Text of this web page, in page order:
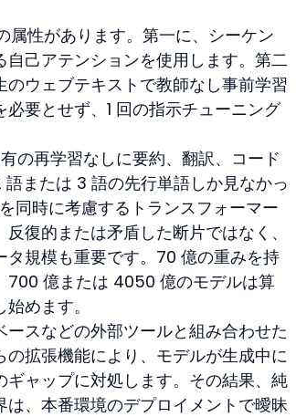
性があります。第一に、シーケン
己アテンションを使用します。第二
ウェブテキストで教師なし事前学習
要とせず、1 回の指示チューニング
の再学習なしに要約、翻訳、コード
または 3 語の先行単語しか見なかっ
同時に考慮するトランスフォーマー
復的または矛盾した断片ではなく、
規模も重要です。70 億の重みを持
700 億または 4050 億のモデルは算
めます。
スなどの外部ツールと組み合わせた
拡張機能により、モデルが生成中に
ャップに対処します。その結果、純
、本番環境のデプロイメントで曖昧